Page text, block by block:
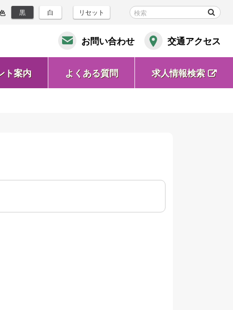
黒 白 リセット
お問い合わせ 交通アクセス
ト案内 よくある質問
求人情報検索
(新